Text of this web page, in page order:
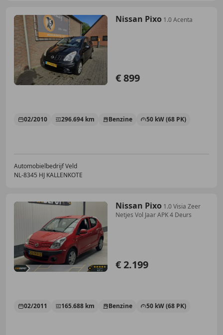
Nissan Pixo 1.0 Acenta
€ 899
02/2010 296.694 km Benzine 50 kW (68 PK)
Automobielbedrijf Veld
NL-8345 HJ KALLENKOTE
Nissan Pixo 1.0 Visia Zeer
Netjes Vol Jaar APK 4 Deurs
€ 2.199
02/2011 165.688 km Benzine 50 kW (68 PK)